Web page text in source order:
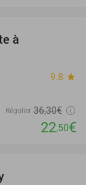
à
9.8 star
Régulier 36,30€
22,50€